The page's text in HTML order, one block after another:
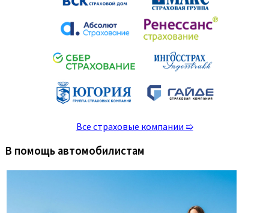
Все страховые компании ➯
В помощь автомобилистам